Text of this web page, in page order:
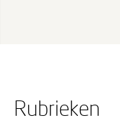
Rubrieken